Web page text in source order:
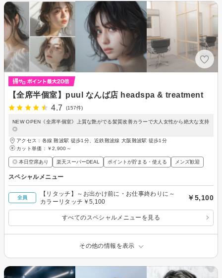
【全席半個室】puul なんば店 headspa & treatment
4.7
(157件)
NEW OPEN《全席半個室》上質な艶がでる髪質改善カラーで大人女性から絶大な支持
◎
アクセス：各線 難波駅 徒歩1分、近鉄難波線 大阪難波駅 徒歩1分
カット単価： ￥2,900～
◎ 本日空席あり 楽天スーパーDEAL ポイントが貯まる・使える メンズ歓迎
スペシャルメニュー
全員
【リタッチ】～お出かけ前に・お仕事終わりに～
カラーリタッチ￥5,100
￥5,100
すべてのスペシャルメニューを見る
その他の情報を表示